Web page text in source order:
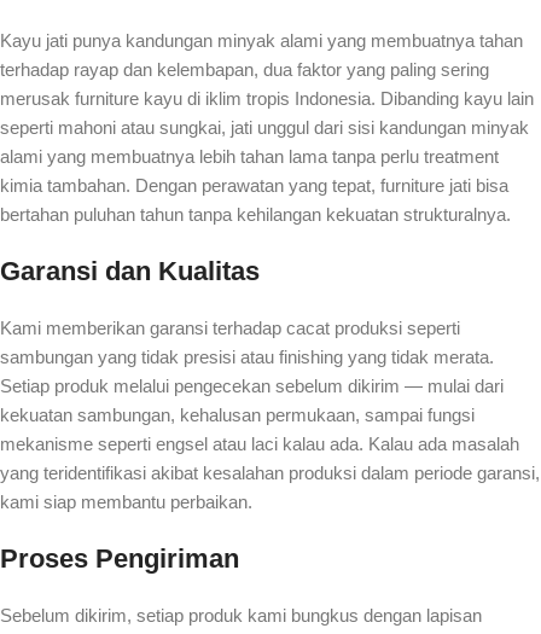
Kayu jati punya kandungan minyak alami yang membuatnya tahan
terhadap rayap dan kelembapan, dua faktor yang paling sering
merusak furniture kayu di iklim tropis Indonesia. Dibanding kayu lain
seperti mahoni atau sungkai, jati unggul dari sisi kandungan minyak
alami yang membuatnya lebih tahan lama tanpa perlu treatment
kimia tambahan. Dengan perawatan yang tepat, furniture jati bisa
bertahan puluhan tahun tanpa kehilangan kekuatan strukturalnya.
Garansi dan Kualitas
Kami memberikan garansi terhadap cacat produksi seperti
sambungan yang tidak presisi atau finishing yang tidak merata.
Setiap produk melalui pengecekan sebelum dikirim — mulai dari
kekuatan sambungan, kehalusan permukaan, sampai fungsi
mekanisme seperti engsel atau laci kalau ada. Kalau ada masalah
yang teridentifikasi akibat kesalahan produksi dalam periode garansi,
kami siap membantu perbaikan.
Proses Pengiriman
Sebelum dikirim, setiap produk kami bungkus dengan lapisan